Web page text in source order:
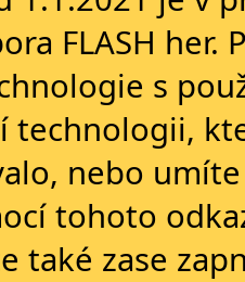
FLASH
s
nebo
tohoto
také zase